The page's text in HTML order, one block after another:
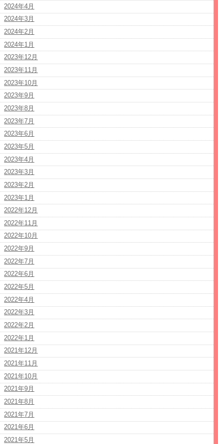
2024年4月
2024年3月
2024年2月
2024年1月
2023年12月
2023年11月
2023年10月
2023年9月
2023年8月
2023年7月
2023年6月
2023年5月
2023年4月
2023年3月
2023年2月
2023年1月
2022年12月
2022年11月
2022年10月
2022年9月
2022年7月
2022年6月
2022年5月
2022年4月
2022年3月
2022年2月
2022年1月
2021年12月
2021年11月
2021年10月
2021年9月
2021年8月
2021年7月
2021年6月
2021年5月